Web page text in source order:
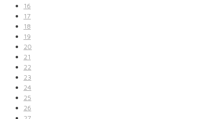
16
17
18
19
20
21
22
23
24
25
26